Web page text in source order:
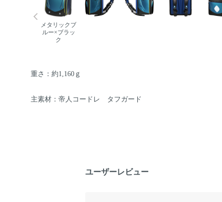
メタリックブ
ルー×ブラッ
ク
重さ：約1,160ｇ
主素材：帝人コードレ タフガード
ユーザーレビュー